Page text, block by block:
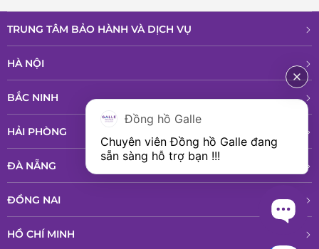
TRUNG TÂM BẢO HÀNH VÀ DỊCH VỤ
HÀ NỘI
BẮC NINH
HẢI PHÒNG
ĐÀ NẴNG
ĐỒNG NAI
HỒ CHÍ MINH
Đồng hồ Galle
Chuyên viên Đồng hồ Galle đang
sẵn sàng hỗ trợ bạn !!!